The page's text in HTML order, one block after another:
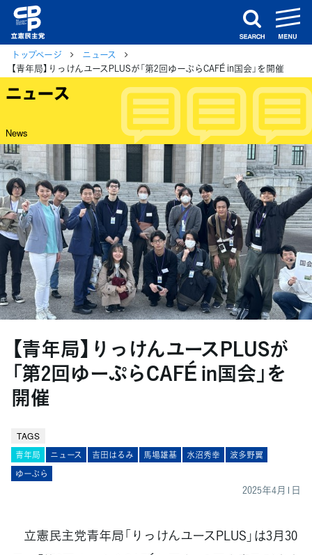
search
トップページ
ニュース
【青年局】りっけんユースPLUSが「第2回ゆーぷらCAFÉ in国会」を開催
ニュース
News
【青年局】りっけんユースPLUSが
「第2回ゆーぷらCAFÉ in国会」を
開催
TAGS
青年局 ニュース 吉田はるみ 馬場雄基 水沼秀幸
波多野翼
ゆーぷら
2025年4月1日
立憲民主党青年局「りっけんユースPLUS」は3月30